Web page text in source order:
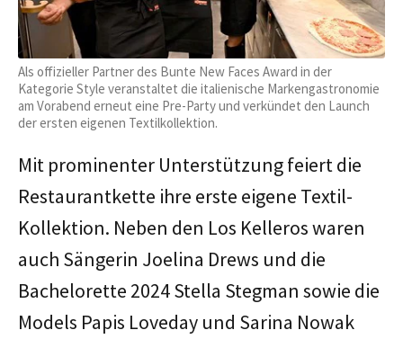
Als offizieller Partner des Bunte New Faces Award in der
Kategorie Style veranstaltet die italienische Markengastronomie
am Vorabend erneut eine Pre-Party und verkündet den Launch
der ersten eigenen Textilkollektion.
Mit prominenter Unterstützung feiert die
Restaurantkette ihre erste eigene Textil-
Kollektion. Neben den Los Kelleros waren
auch Sängerin Joelina Drews und die
Bachelorette 2024 Stella Stegman sowie die
Models Papis Loveday und Sarina Nowak